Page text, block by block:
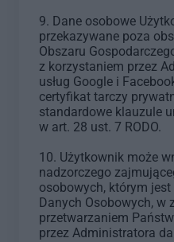
9. Dane osobowe
przekazywane poza
Obszaru
z korzystaniem przez
usług Google i
certyfikat tarczy
standardowe klauzule
w art. 28 ust. 7 RODO.
10. Użytkownik może
nadzorczego
osobowych, którym jest
Danych Osobowych, w
przetwarzaniem
przez Administratora